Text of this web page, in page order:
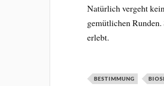
Natürlich vergeht
gemütlichen
erlebt.
BESTIMMUNG